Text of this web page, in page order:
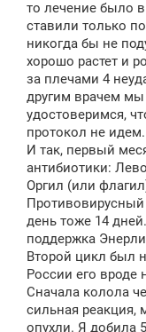
то лечение было
ставили только
никогда бы не
хорошо растет и
за плечами 4
другим врачем
удостоверимся,
протокол не идем.
И так, первый
антибиотики:
Оргил (или
Противовирусный
день тоже 14
поддержка
Второй цикл был
России его вроде
Сначала колола
сильная реакция,
опухли. Я добила